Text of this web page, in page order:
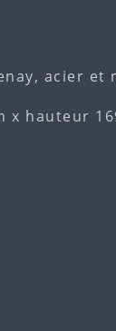
acier et
x hauteur